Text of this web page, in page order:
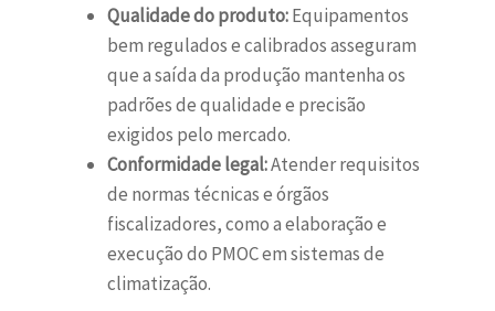
Qualidade do produto:Equipamentos
bem regulados e calibrados asseguram
que a saída da produção mantenha os
padrões de qualidade e precisão
exigidos pelo mercado.
Conformidade legal:Atender requisitos
de normas técnicas e órgãos
fiscalizadores, como a elaboração e
execução do PMOC em sistemas de
climatização.